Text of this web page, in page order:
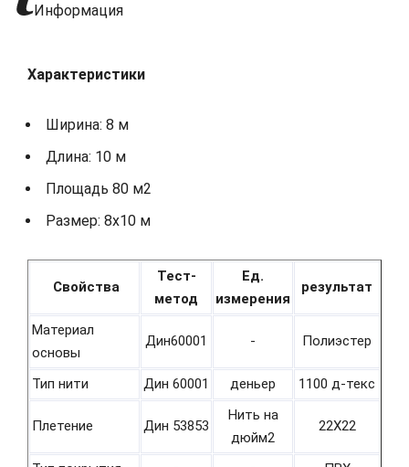
Информация
Характеристики
Ширина: 8 м
Длина: 10 м
Площадь 80 м2
Размер: 8х10 м
Свойства
Тест-
метод
Ед.
измерения
результат
Материал
основы
Дин60001 - Полиэстер
Тип нити Дин 60001 деньер 1100 д-текс
Плетение Дин 53853
Нить на
дюйм2
22Х22